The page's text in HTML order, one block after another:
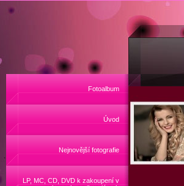
Fotoalbum
Úvod
Nejnovější fotografie
LP, MC, CD, DVD k zakoupení v